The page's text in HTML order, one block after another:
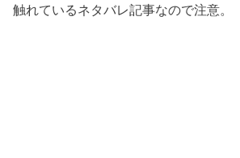
触れているネタバレ記事なので注意。